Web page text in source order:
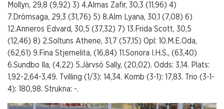
Mollyn, 29,8 (9,92) 3) 4.Almas Zafir, 30,3 (11,96) 4)
7.Drömsaga, 29,3 (31,76) 5) 8.Alm Lyana, 30,1 (7,08) 6)
12.Anneros Edvard, 30,5 (37,32) 7) 13.Frida Scott, 30,5
(12,46) 8) 2.Soltuns Athene, 31,7 (57,15) Opl: 10.M.E.Oda,
(62,61) 9.Fina Stjernelita, (16,84) 11.Sonora I.H.S., (63,40)
6.Sundbo Ila, (4,22) 5.Järvsö Sally, (20,02). Odds: 3,14. Plats:
1,92-2,64-3,49. Tvilling (1/3): 14,34. Komb (3-1): 17,83. Trio (3-1-
4): 180,98. Strukna: -.